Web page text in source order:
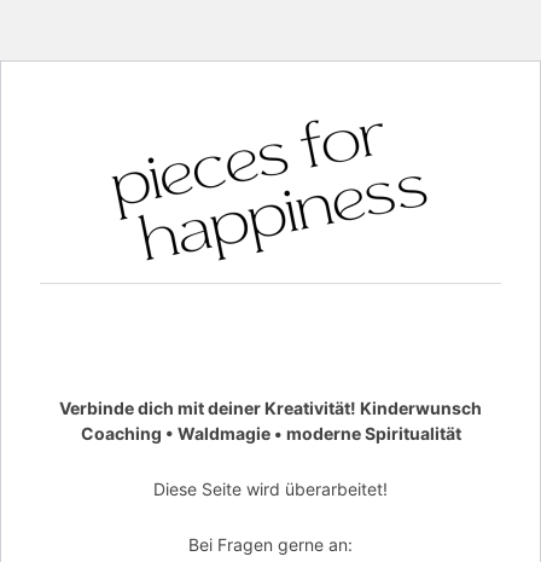
Verbinde dich mit deiner Kreativität! Kinderwunsch
Coaching • Waldmagie • moderne Spiritualität
Diese Seite wird überarbeitet!
Bei Fragen gerne an: